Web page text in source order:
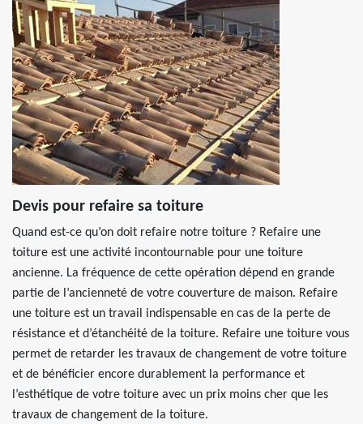
Devis pour refaire sa toiture
Quand est-ce qu’on doit refaire notre toiture ? Refaire une
toiture est une activité incontournable pour une toiture
ancienne. La fréquence de cette opération dépend en grande
partie de l’ancienneté de votre couverture de maison. Refaire
une toiture est un travail indispensable en cas de la perte de
résistance et d’étanchéité de la toiture. Refaire une toiture vous
permet de retarder les travaux de changement de votre toiture
et de bénéficier encore durablement la performance et
l’esthétique de votre toiture avec un prix moins cher que les
travaux de changement de la toiture.